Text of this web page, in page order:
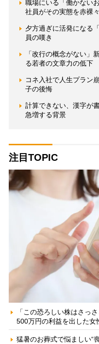
職場にいる「働かない
社員がその実態を赤裸
夕方過ぎに活発になる
員の嘆き
「改行の概念がない
る若者の文章力の低下
コネ入社で人生プラ
子の後悔
計算できない、漢字
急増する背景
注目TOPIC
「この恐ろしい株はさっ
500万円の利益を出した女
猛暑のお葬式で悩ましい“